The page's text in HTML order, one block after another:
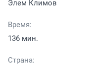
Элем Климов
Время:
136 мин.
Страна: